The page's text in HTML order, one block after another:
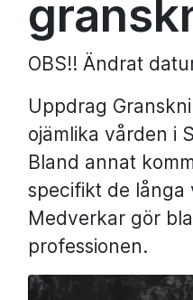
OBS!! Ändrat
Uppdrag
ojämlika vården i
Bland annat
specifikt de långa
Medverkar gör
professionen.